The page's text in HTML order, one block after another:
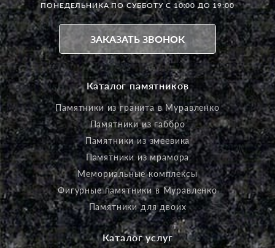
ПОНЕДЕЛЬНИКА ПО СУББОТУ С 10:00 ДО 19:00
ЗАКАЗАТЬ ЗВОНОК
Каталог памятников
Памятники из гранита в Муравленко
Памятники из габбро
Памятники из змеевика
Памятники из мрамора
Мемориальные комплексы
Фигурные памятники в Муравленко
Памятники для двоих
Каталог услуг